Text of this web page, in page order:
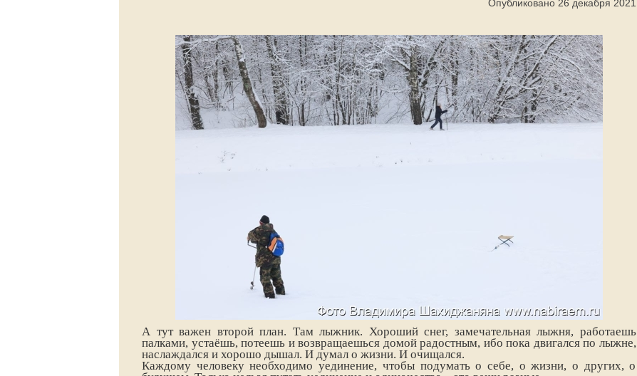
Опубликовано 26 декабря 2021
А тут важен второй план. Там лыжник. Хороший снег, замечательная лыжня, работаешь
палками, устаёшь, потеешь и возвращаешься домой радостным, ибо пока двигался по лыжне,
наслаждался и хорошо дышал. И думал о жизни. И очищался.
Каждому человеку необходимо уединение, чтобы подумать о себе, о жизни, о других, о